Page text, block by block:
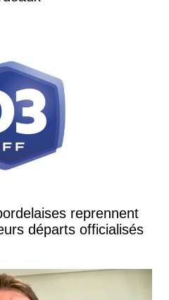
reprennent
départs officialisés